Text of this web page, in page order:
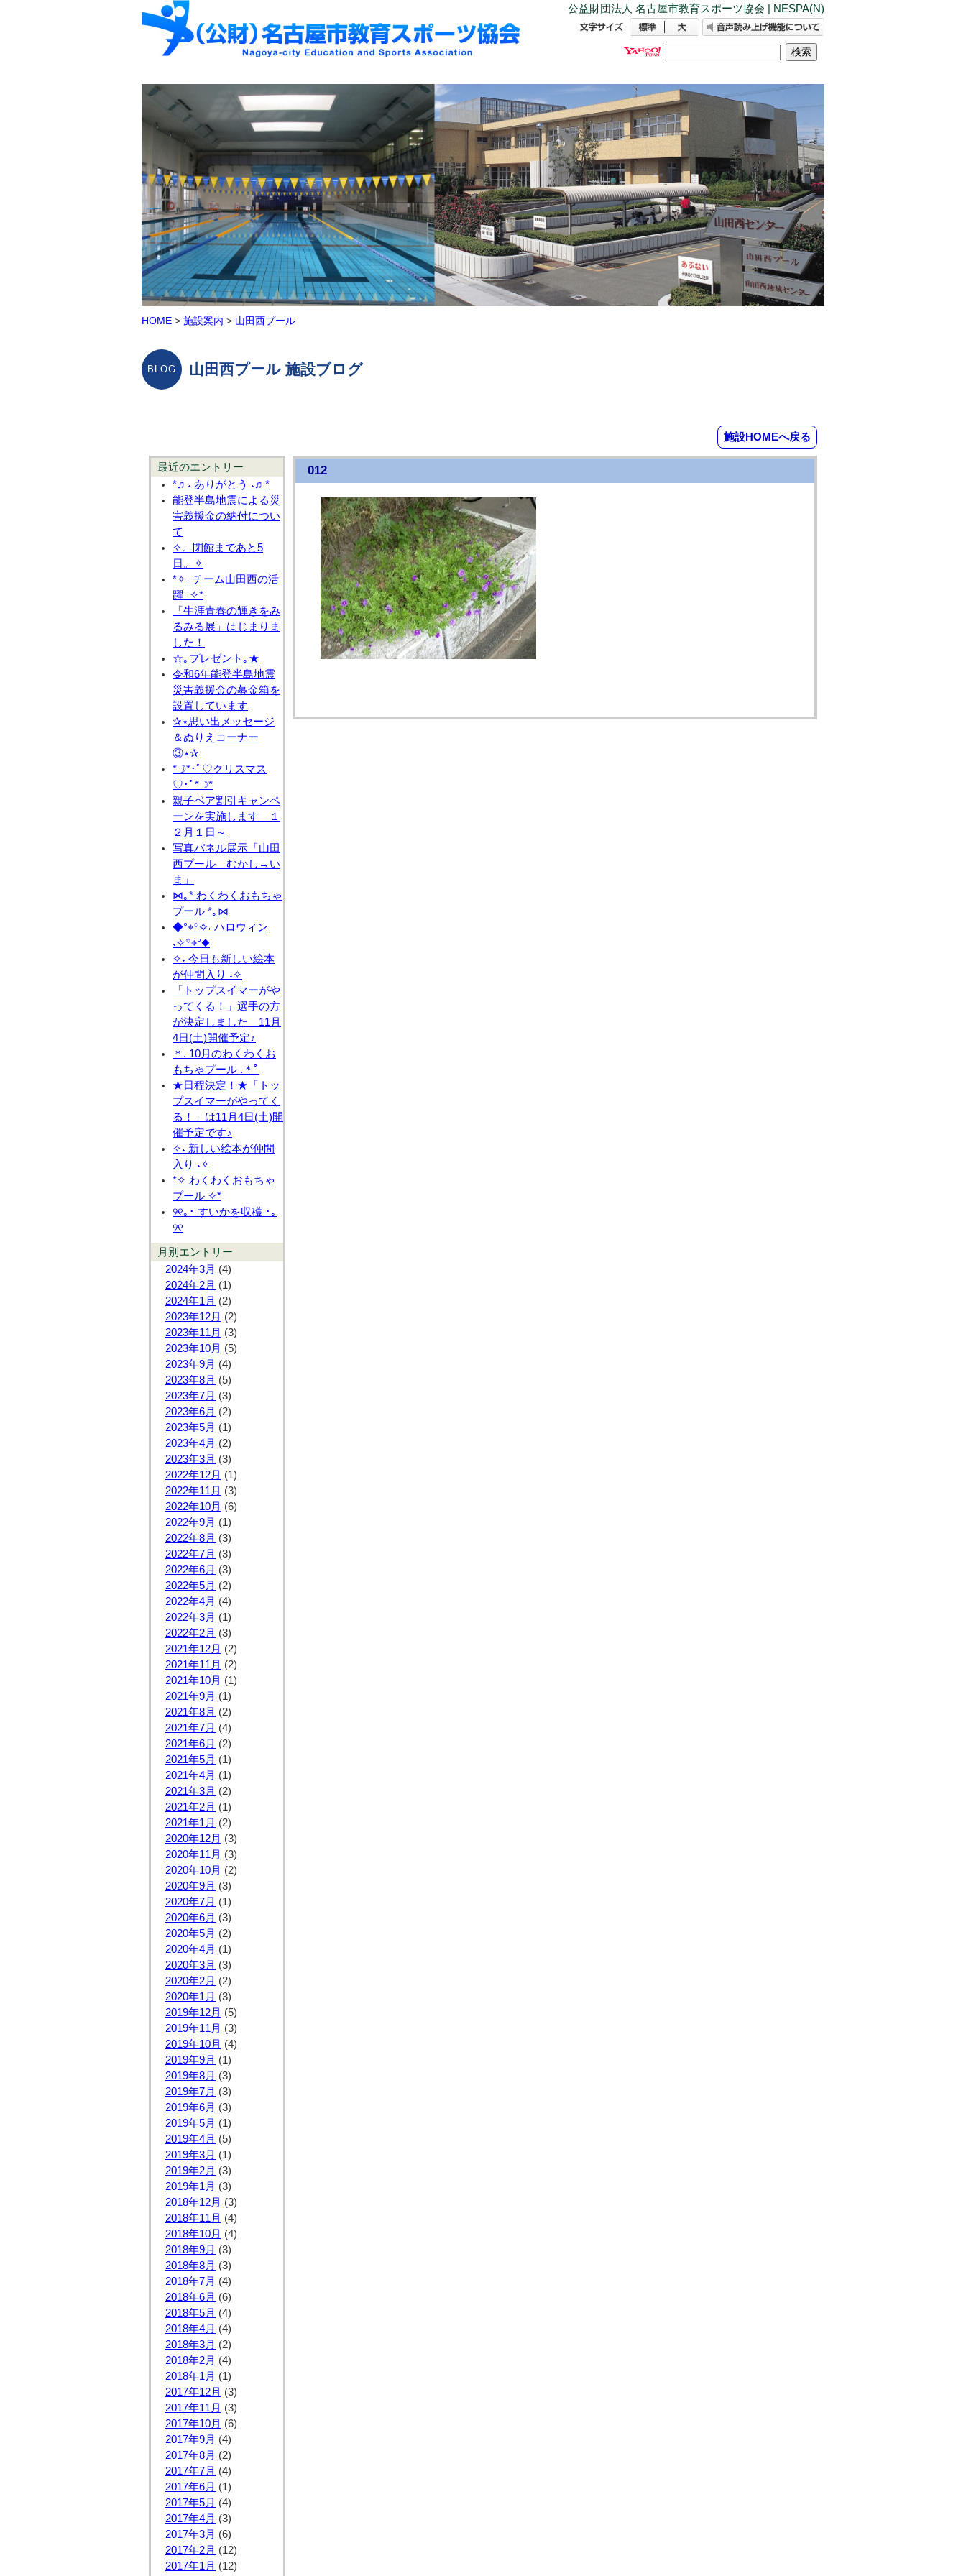
公益財団法人 名古屋市教育スポーツ協会 | NESPA(N)
HOME > 施設案内 > 山田西プール
山田西プール 施設ブログ
施設HOMEへ戻る
最近のエントリー
*♬˖ ありがとう ˖♬*
能登半島地震による災
害義援金の納付につい
て
✧。閉館まであと5
日。✧
*✧˖ チーム山田西の活
躍 ˖✧*
「生涯青春の輝きをみ
るみる展」はじまりま
した！
☆｡プレゼント｡★
令和6年能登半島地震
災害義援金の募金箱を
設置しています
✰⋆思い出メッセージ
＆ぬりえコーナー
③⋆✰
*☽*･ﾟ♡クリスマス
♡･ﾟ*☽*
親子ペア割引キャンペ
ーンを実施します １
２月１日～
写真パネル展示「山田
西プール むかし→い
ま」
⋈｡* わくわくおもちゃ
プール *｡⋈
◆°⌖꙳✧˖ ハロウィン
˖✧꙳⌖°◆
✧˖ 今日も新しい絵本
が仲間入り ˖✧
「トップスイマーがや
ってくる！」選手の方
が決定しました 11月
4日(土)開催予定♪
＊. 10月のわくわくお
もちゃプール .＊ﾟ
★日程決定！★「トッ
プスイマーがやってく
る！」は11月4日(土)開
催予定です♪
✧˖ 新しい絵本が仲間
入り ˖✧
*✧ わくわくおもちゃ
プール ✧*
୨୧｡･ すいかを収穫 ･｡
୨୧
月別エントリー
2024年3月 (4)
2024年2月 (1)
2024年1月 (2)
2023年12月 (2)
2023年11月 (3)
2023年10月 (5)
2023年9月 (4)
2023年8月 (5)
2023年7月 (3)
2023年6月 (2)
2023年5月 (1)
2023年4月 (2)
2023年3月 (3)
2022年12月 (1)
2022年11月 (3)
2022年10月 (6)
2022年9月 (1)
2022年8月 (3)
2022年7月 (3)
2022年6月 (3)
2022年5月 (2)
2022年4月 (4)
2022年3月 (1)
2022年2月 (3)
2021年12月 (2)
2021年11月 (2)
2021年10月 (1)
2021年9月 (1)
2021年8月 (2)
2021年7月 (4)
2021年6月 (2)
2021年5月 (1)
2021年4月 (1)
2021年3月 (2)
2021年2月 (1)
2021年1月 (2)
2020年12月 (3)
2020年11月 (3)
2020年10月 (2)
2020年9月 (3)
2020年7月 (1)
2020年6月 (3)
2020年5月 (2)
2020年4月 (1)
2020年3月 (3)
2020年2月 (2)
2020年1月 (3)
2019年12月 (5)
2019年11月 (3)
2019年10月 (4)
2019年9月 (1)
2019年8月 (3)
2019年7月 (3)
2019年6月 (3)
2019年5月 (1)
2019年4月 (5)
2019年3月 (1)
2019年2月 (3)
2019年1月 (3)
2018年12月 (3)
2018年11月 (4)
2018年10月 (4)
2018年9月 (3)
2018年8月 (3)
2018年7月 (4)
2018年6月 (6)
2018年5月 (4)
2018年4月 (4)
2018年3月 (2)
2018年2月 (4)
2018年1月 (1)
2017年12月 (3)
2017年11月 (3)
2017年10月 (6)
2017年9月 (4)
2017年8月 (2)
2017年7月 (4)
2017年6月 (1)
2017年5月 (4)
2017年4月 (3)
2017年3月 (6)
2017年2月 (12)
2017年1月 (12)
012